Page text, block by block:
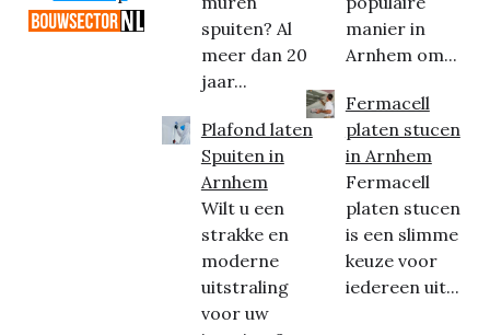
spuiten? Al
meer dan 20
jaar...
Plafond laten
Spuiten in
Arnhem
Wilt u een
strakke en
moderne
uitstraling
voor uw
manier in
Arnhem om...
Fermacell
platen stucen
in Arnhem
Fermacell
platen stucen
is een slimme
keuze voor
iedereen uit...